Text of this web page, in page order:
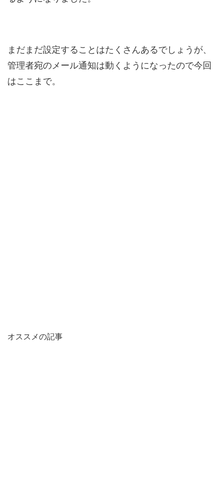
まだまだ設定することはたくさんあるでしょうが、
管理者宛のメール通知は動くようになったので今回
はここまで。
オススメの記事